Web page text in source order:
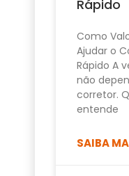
Rápido
Como
Ajudar o
Rápido A
não
corretor.
entende
SAIBA